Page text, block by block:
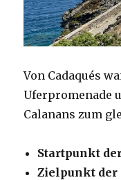
Von Cadaqués
Uferpromenade
Calanans zum
Startpunkt
Zielpunkt der